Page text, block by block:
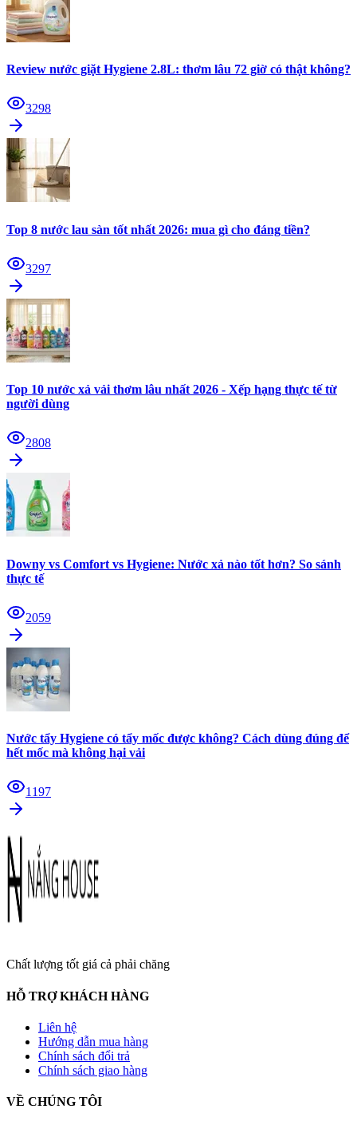
Review nước giặt Hygiene 2.8L: thơm lâu 72 giờ có thật không?
3298
Top 8 nước lau sàn tốt nhất 2026: mua gì cho đáng tiền?
3297
Top 10 nước xả vải thơm lâu nhất 2026 - Xếp hạng thực tế từ
người dùng
2808
Downy vs Comfort vs Hygiene: Nước xả nào tốt hơn? So sánh
thực tế
2059
Nước tẩy Hygiene có tẩy mốc được không? Cách dùng đúng để
hết mốc mà không hại vải
1197
Chất lượng tốt giá cả phải chăng
HỖ TRỢ KHÁCH HÀNG
Liên hệ
Hướng dẫn mua hàng
Chính sách đổi trả
Chính sách giao hàng
VỀ CHÚNG TÔI